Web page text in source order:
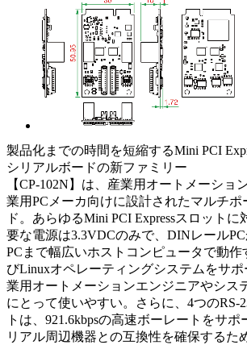
製品化までの時間を短縮するMini PCI
シリアルボードの新ファミリー
【CP-102N】は、産業用オートメーショ
業用PCメーカ向けに設計されたマルチポ
ド。あらゆるMini PCI Expressスロット
要な電源は3.3VDCのみで、DINレール
PCまで幅広いホストコンピュータで動作
びLinuxオペレーティングシステムをサ
業用オートメーションエンジニアやシス
にとって使いやすい。さらに、4つのRS-
トは、921.6kbpsの高速ボーレートをサ
リアル周辺機器との互換性を確保するた